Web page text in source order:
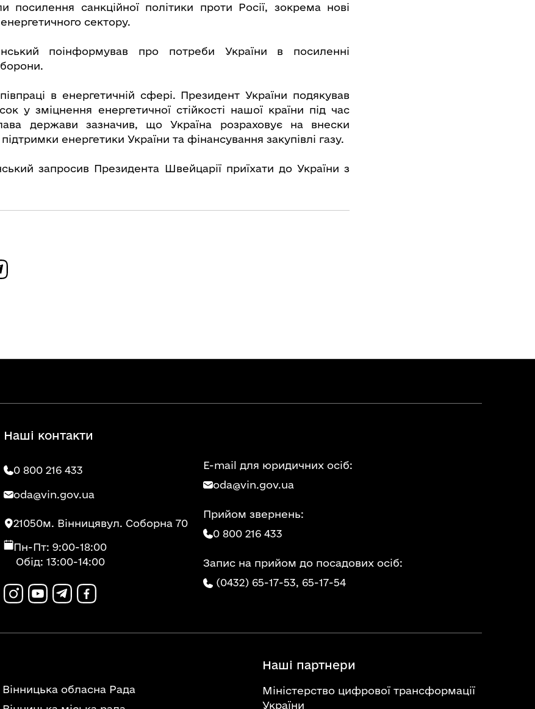
посилення санкційної політики проти Росії, зокрема нові
сектору.
поінформував про потреби України в посиленні
в енергетичній сфері. Президент України подякував
у зміцнення енергетичної стійкості нашої країни під час
держави зазначив, що Україна розраховує на внески
енергетики України та фінансування закупівлі газу.
запросив Президента Швейцарії приїхати до України з
Наші контакти
0 800 216 433
oda@vin.gov.ua
21050м. Вінницявул. Соборна 70
Пн-Пт: 9:00-18:00
Обід: 13:00-14:00
E-mail для юридичних осіб:
oda@vin.gov.ua
Прийом звернень:
0 800 216 433
Запис на прийом до посадових осіб:
(0432) 65-17-53, 65-17-54
Вінницька обласна Рада
Наші партнери
Міністерство цифрової трансформації
України